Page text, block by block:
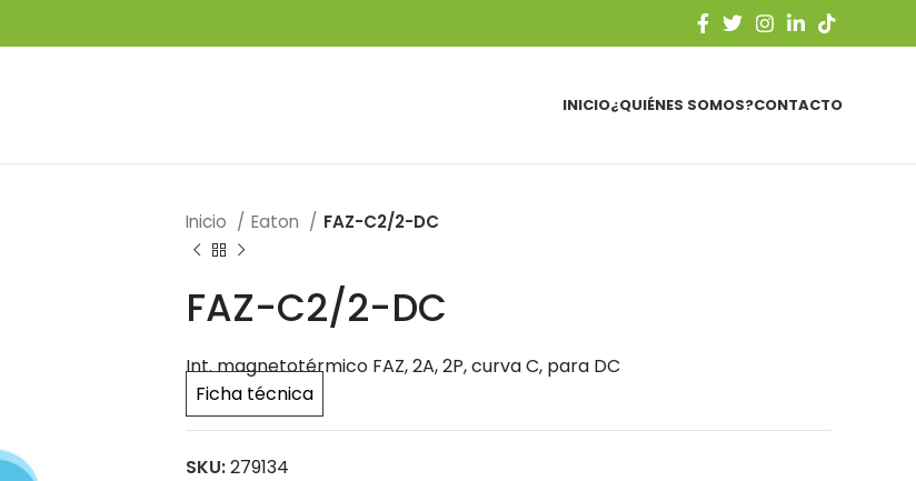
INICIO¿QUIÉNES SOMOS?CONTACTO
Inicio Eaton FAZ-C2/2-DC
FAZ-C2/2-DC
Int. magnetotérmico FAZ, 2A, 2P, curva C, para DC
Ficha técnica
SKU:279134